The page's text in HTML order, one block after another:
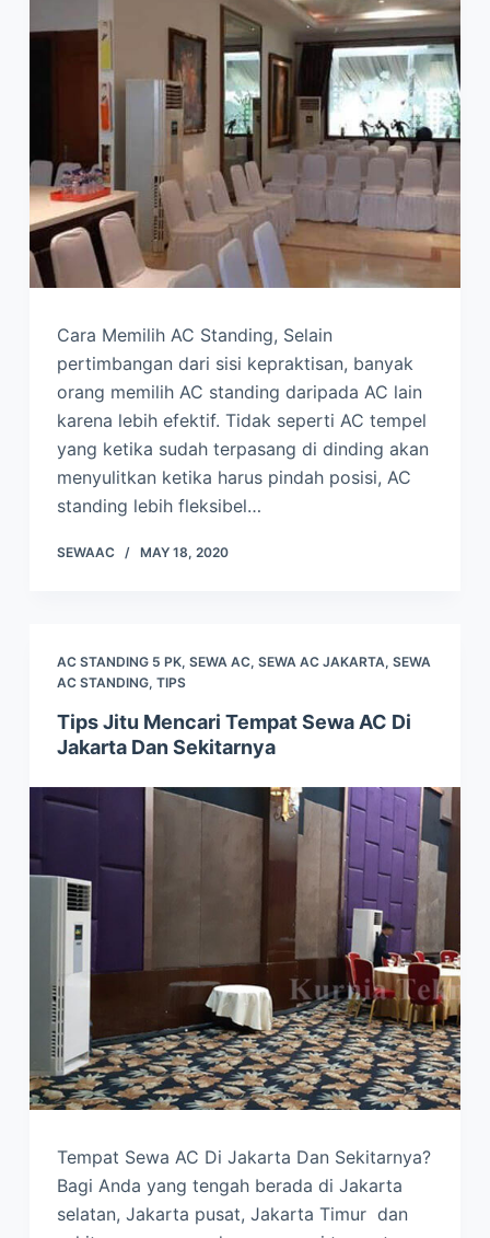
Cara Memilih AC Standing, Selain
pertimbangan dari sisi kepraktisan, banyak
orang memilih AC standing daripada AC lain
karena lebih efektif. Tidak seperti AC tempel
yang ketika sudah terpasang di dinding akan
menyulitkan ketika harus pindah posisi, AC
standing lebih fleksibel…
SEWAAC MAY 18, 2020
AC STANDING 5 PK, SEWA AC, SEWA AC JAKARTA, SEWA
AC STANDING, TIPS
Tips Jitu Mencari Tempat Sewa AC Di
Jakarta Dan Sekitarnya
Tempat Sewa AC Di Jakarta Dan Sekitarnya?
Bagi Anda yang tengah berada di Jakarta
selatan, Jakarta pusat, Jakarta Timur dan